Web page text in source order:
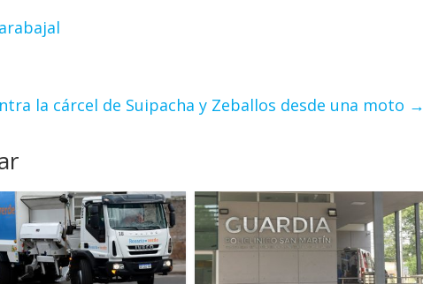
la cárcel de Suipacha y Zeballos desde una moto →